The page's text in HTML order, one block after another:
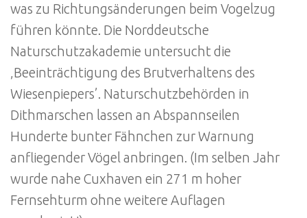
was zu Richtungsänderungen beim Vogelzug
führen könnte. Die Norddeutsche
Naturschutzakademie untersucht die
‚Beeinträchtigung des Brutverhaltens des
Wiesenpiepers’. Naturschutzbehörden in
Dithmarschen lassen an Abspannseilen
Hunderte bunter Fähnchen zur Warnung
anfliegender Vögel anbringen. (Im selben Jahr
wurde nahe Cuxhaven ein 271 m hoher
Fernsehturm ohne weitere Auflagen